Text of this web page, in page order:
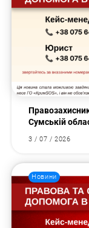
Сумській
3 / 07 / 2026
Новини